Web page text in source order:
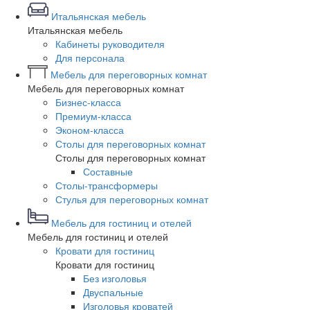
Итальянская мебель
Итальянская мебель
Кабинеты руководителя
Для персонала
Мебель для переговорных комнат
Мебель для переговорных комнат
Бизнес-класса
Премиум-класса
Эконом-класса
Столы для переговорных комнат
Столы для переговорных комнат
Составные
Столы-трансформеры
Стулья для переговорных комнат
Мебель для гостиниц и отелей
Мебель для гостиниц и отелей
Кровати для гостиниц
Кровати для гостиниц
Без изголовья
Двуспальные
Изголовья кроватей